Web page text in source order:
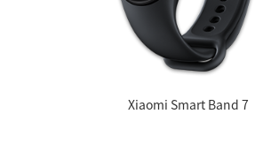
Xiaomi Smart Band 7